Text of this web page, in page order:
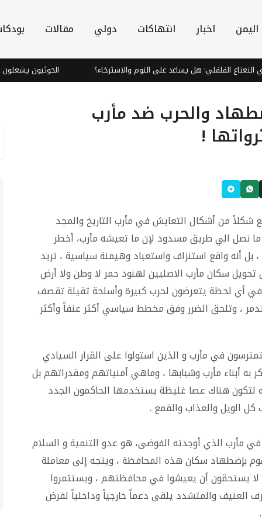
اليمن اخبار انتهاكات دولي مقالات
الفلفلي: هل يساعد على النوم والاسترخاء؟ الحوثيون يشعلون جبهة
والحرب ضد مأرب
!
شكلاً من أشكال التعايش في مأرب التاريخ والمجد
ما نصل الي طريق مسدود لإن ما تعيشه مأرب، أخطر
أنه واقع استنزاف واستعباد وهيمنة سياسية ، تريد
سكان مأرب الاصليين لهنود حمر لا وطن ولا أرض
أي لحظة يتعرضون لحرب كبيرة وأسلحة ثقيلة تقصف
، وتلحق الضرر وفق مخطط سياسي أكثر عنفاً وأكثر
في مأرب و الذين استولوا على القرار السيادي
به أبناء مأرب وشبابها ، وماهي أمنياتهم ومقدراتهم بل
لتكون هناك عصا غليظة يستخدمها الحاكمون الجدد
كل الويل والعذاب والقمع .
في مأرب الذي أوجدته الفوضى، هو عدو التنمية و السلام
بإضطهاد سكان هذه المحافظة ، ويتجه إلى معاملة
لا يستحقون أن يعيشوا في محافظتهم ، ويستثمروا
العنيف والمتشدد يلقى دعماً خارجياً وداخلياً لفرض